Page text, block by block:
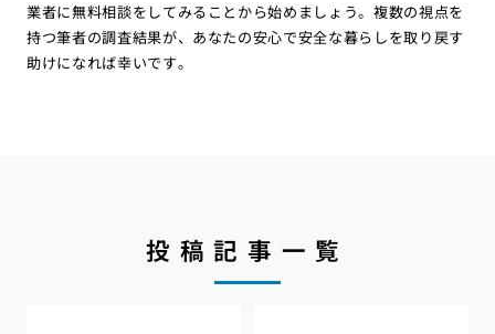
業者に無料相談をしてみることから始めましょう。複数の視点を
持つ筆者の調査結果が、あなたの安心で安全な暮らしを取り戻す
助けになれば幸いです。
投稿記事一覧